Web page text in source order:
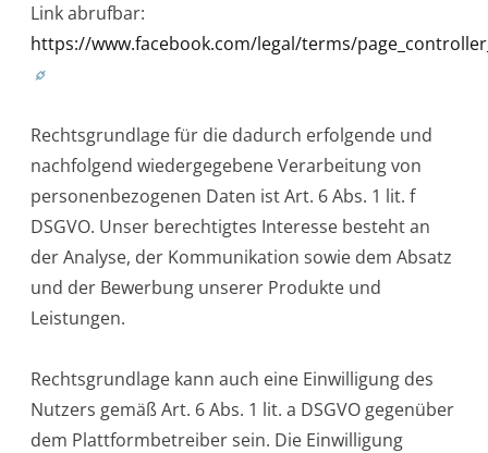
Link abrufbar:
https://www.facebook.com/legal/terms/
Rechtsgrundlage für die dadurch erfolgende und
nachfolgend wiedergegebene Verarbeitung von
personenbezogenen Daten ist Art. 6 Abs. 1 lit. f
DSGVO. Unser berechtigtes Interesse besteht an
der Analyse, der Kommunikation sowie dem Absatz
und der Bewerbung unserer Produkte und
Leistungen.
Rechtsgrundlage kann auch eine Einwilligung des
Nutzers gemäß Art. 6 Abs. 1 lit. a DSGVO gegenüber
dem Plattformbetreiber sein. Die Einwilligung